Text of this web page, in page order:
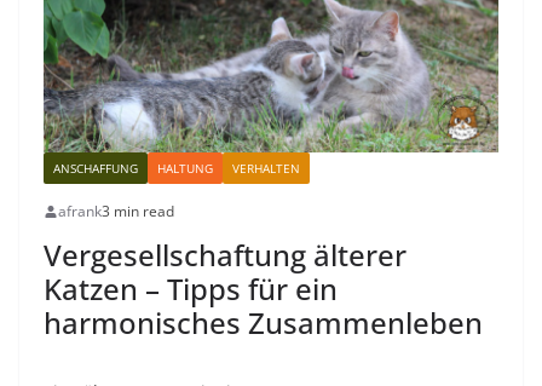
ANSCHAFFUNG HALTUNG VERHALTEN
afrank3 min read
Vergesellschaftung älterer
Katzen – Tipps für ein
harmonisches Zusammenleben